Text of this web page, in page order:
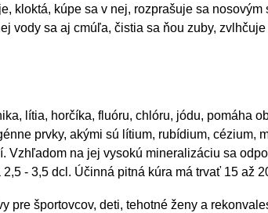
kloktá, kúpe sa v nej, rozprašuje sa nosovým
vody sa aj cmúľa, čistia sa ňou zuby,
lítia, horčíka, fluóru, chlóru, jódu, pomáha
prvky, akými sú lítium, rubídium, cézium,
Vzhľadom na jej vysokú mineralizáciu sa
- 3,5 dcl. Účinná pitná kúra má trvať 15 až
pre športovcov, deti, tehotné ženy a